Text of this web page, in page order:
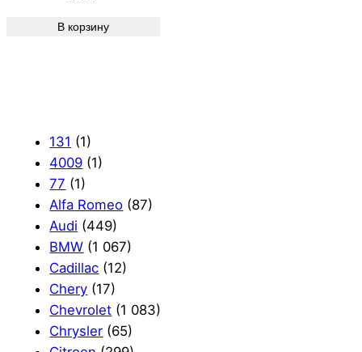
В корзину
131 (1)
4009 (1)
77 (1)
Alfa Romeo (87)
Audi (449)
BMW (1 067)
Cadillac (12)
Chery (17)
Chevrolet (1 083)
Chrysler (65)